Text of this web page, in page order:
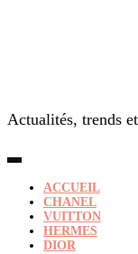
Actualités, trends
ACCUEIL
CHANEL
VUITTON
HERMES
DIOR